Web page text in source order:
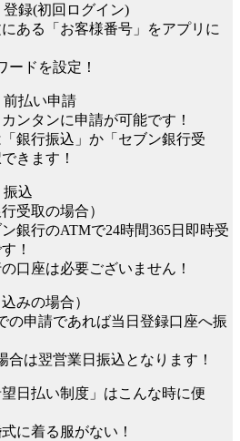
録(初回ログイン)
にある「お客様番号」をアプリに
ードを設定！
払い申請
ンタンに申請が可能です！
銀行振込」か「セブン銀行受
きます！
込
受取の場合）
銀行のATMで24時間365日即時受
！
口座は必要ございません！
みの場合）
の申請であれば当⽇登録口座へ振
合は翌営業⽇振込となります！
望日払い制度」はこんな時に便
に着る服がない！